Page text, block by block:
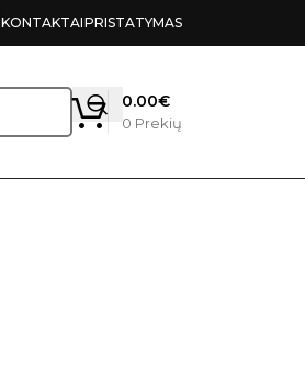
KONTAKTAIPRISTATYMAS
0 Prekių
0.00€